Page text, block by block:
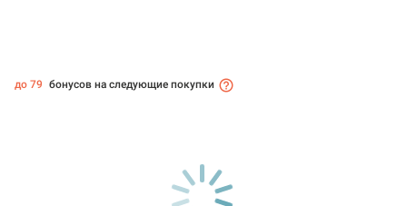
до 79 бонусов на следующие покупки